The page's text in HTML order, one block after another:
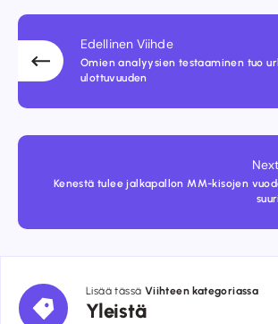
Edellinen Viihde
Omien analyysien testaaminen tuo
ulottuvuuden
Kenestä tulee jalkapallon MM-kisojen
Lisää tässä Viihteen kategoriassa
Yleistä
Yleistä